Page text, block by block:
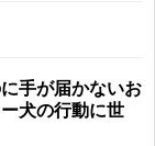
手が届かないお
犬の行動に世